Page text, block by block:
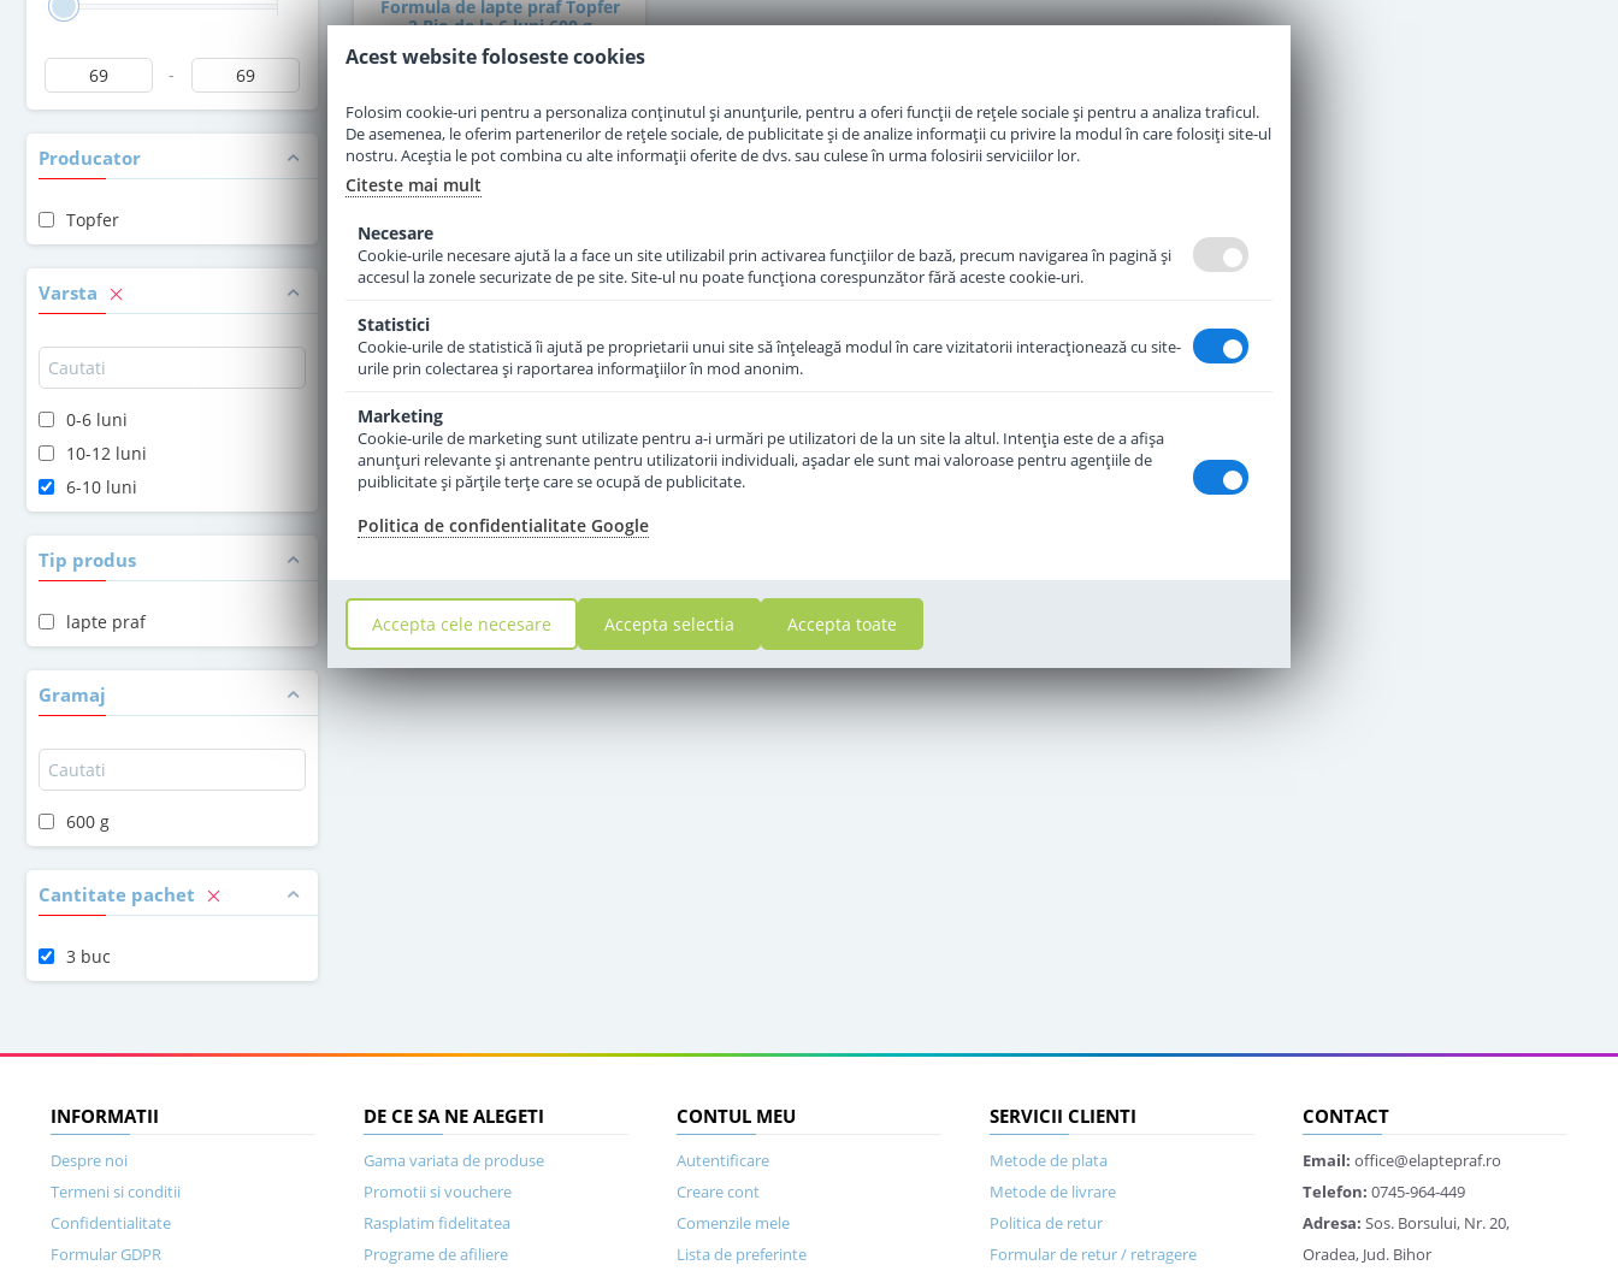
-
Producator
Topfer
Varsta
0-6 luni
10-12 luni
6-10 luni
Tip produs
lapte praf
Gramaj
600 g
Cantitate pachet
3 buc
Formula de lapte praf Topfer
2 Bio de la 6 luni 600 g
69
INFORMATII
Despre noi
Termeni si conditii
Confidentialitate
Formular GDPR
DE CE SA NE ALEGETI
Gama variata de produse
Promotii si vouchere
Rasplatim fidelitatea
Programe de afiliere
CONTUL MEU
Autentificare
Creare cont
Comenzile mele
Lista de preferinte
SERVICII CLIENTI
Metode de plata
Metode de livrare
Politica de retur
Formular de retur / retragere
CONTACT
Email: office@elaptepraf.ro
Telefon: 0745-964-449
Adresa: Sos. Borsului, Nr. 20,
Oradea, Jud. Bihor
Acest website foloseste cookies
Folosim cookie-uri pentru a personaliza conținutul și anunțurile, pentru a oferi funcții de rețele sociale și pentru a analiza traficul.
De asemenea, le oferim partenerilor de rețele sociale, de publicitate și de analize informații cu privire la modul în care folosiți site-ul
nostru. Aceștia le pot combina cu alte informații oferite de dvs. sau culese în urma folosirii serviciilor lor.
Citeste mai mult
Necesare
Cookie-urile necesare ajută la a face un site utilizabil prin activarea funcţiilor de bază, precum navigarea în pagină şi
accesul la zonele securizate de pe site. Site-ul nu poate funcţiona corespunzător fără aceste cookie-uri.
Statistici
Cookie-urile de statistică îi ajută pe proprietarii unui site să înţeleagă modul în care vizitatorii interacţionează cu site-
urile prin colectarea şi raportarea informaţiilor în mod anonim.
Marketing
Cookie-urile de marketing sunt utilizate pentru a-i urmări pe utilizatori de la un site la altul. Intenţia este de a afişa
anunţuri relevante şi antrenante pentru utilizatorii individuali, aşadar ele sunt mai valoroase pentru agenţiile de
puiblicitate şi părţile terţe care se ocupă de publicitate.
Politica de confidentialitate Google
Accepta cele necesare Accepta selectia Accepta toate